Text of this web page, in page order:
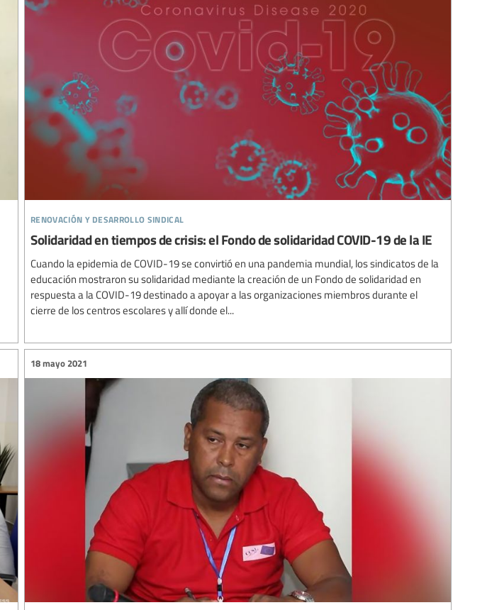
renovación y desarrollo sindical
Solidaridad en tiempos de crisis: el Fondo de solidaridad COVID-19 de la IE
Cuando la epidemia de COVID-19 se convirtió en una pandemia mundial, los sindicatos de la
educación mostraron su solidaridad mediante la creación de un Fondo de solidaridad en
respuesta a la COVID-19 destinado a apoyar a las organizaciones miembros durante el
cierre de los centros escolares y allí donde el...
18 mayo 2021